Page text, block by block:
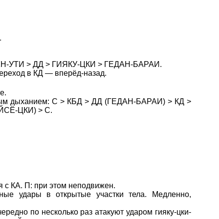
УТИ > ДД > ГИЯКУ-ЦКИ > ГЕДАН-БАРАИ.
в КД — вперёд-назад.
дыханием: С > КБД > ДД (ГЕДАН-БАРАИ) > КД >
ЦКИ) > С.
с КА. П: при этом неподвижен.
удары в открытые участки тела. Медленно,
по несколько раз атакуют ударом гияку-цки-